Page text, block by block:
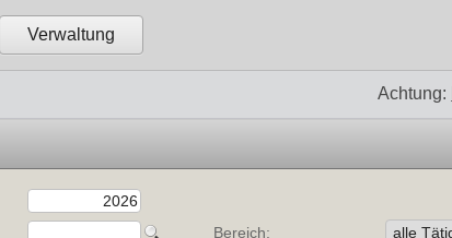
Verwaltung
Achtung:
Bereich: